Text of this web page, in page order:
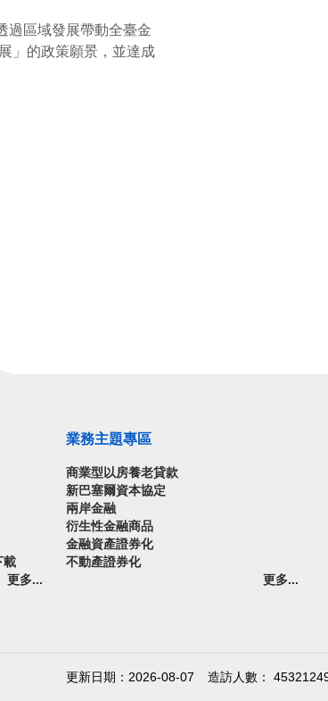
區域發展帶動全臺金
」的政策願景，並達成
載
更多...
業務主題專區
商業型以房養老貸款
新巴塞爾資本協定
兩岸金融
衍生性金融商品
金融資產證券化
不動產證券化
更多...
造訪人數：
更新日期：2026-08-07